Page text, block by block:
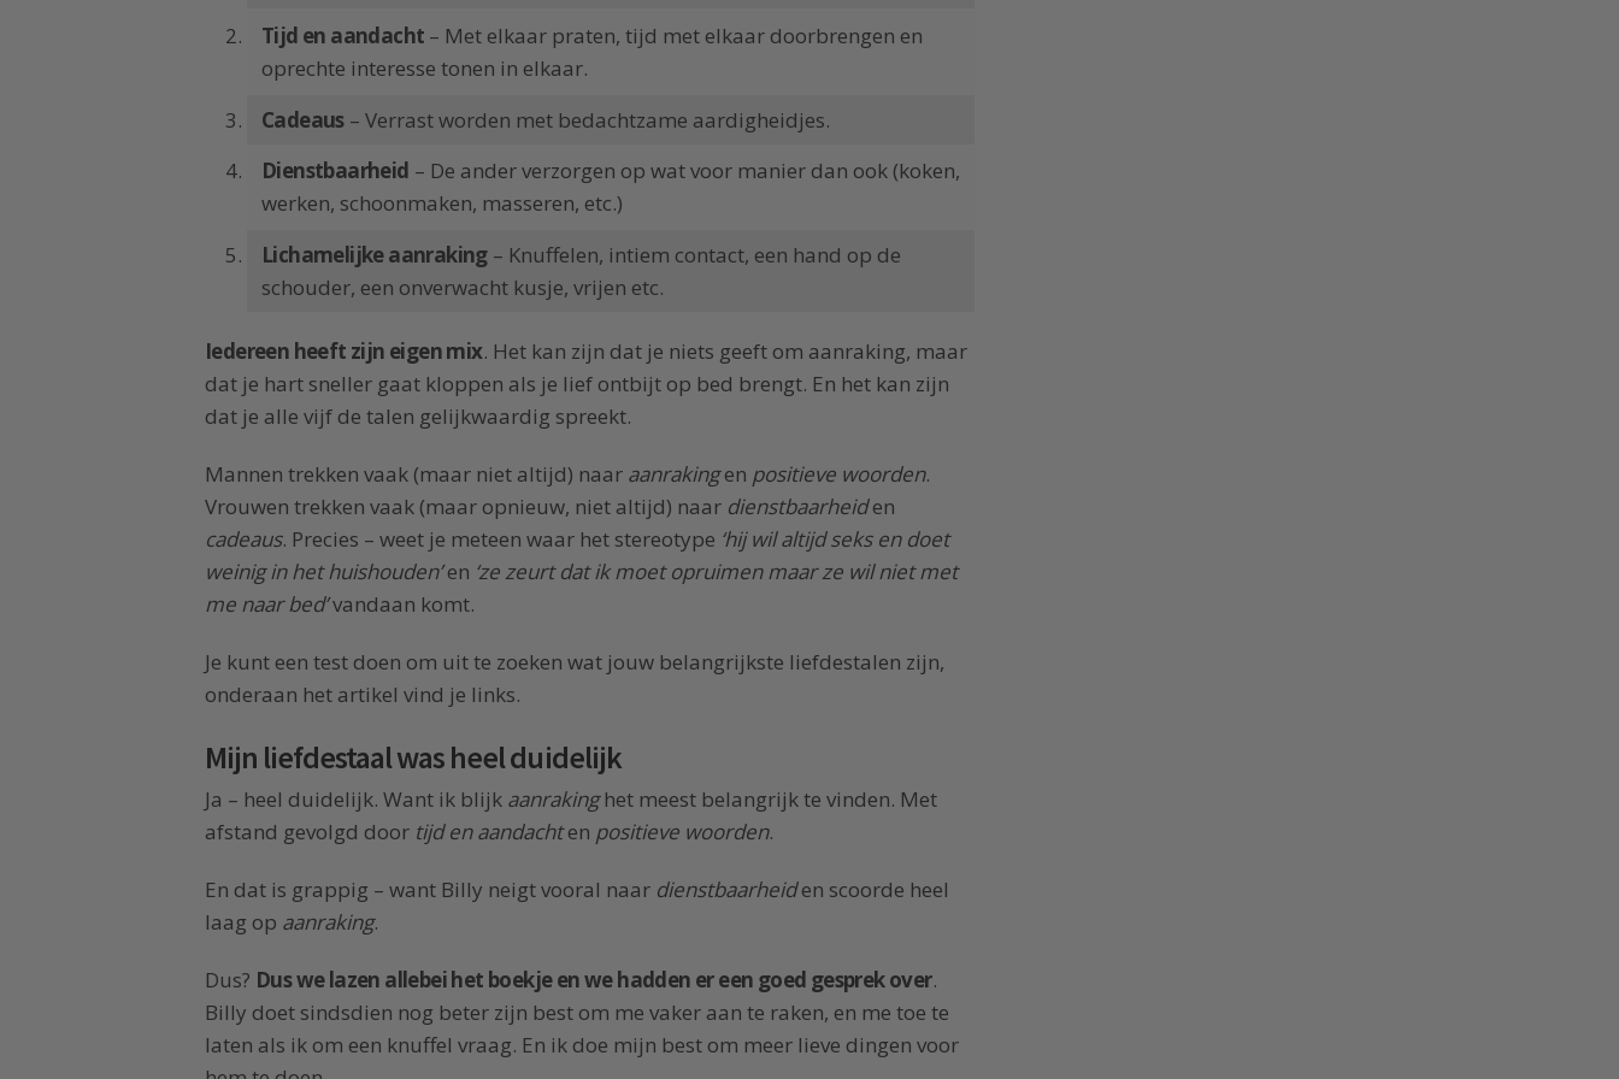
Tijd en aandacht – Met elkaar praten, tijd met elkaar doorbrengen en
oprechte interesse tonen in elkaar.
Cadeaus– Verrast worden met bedachtzame aardigheidjes.
Dienstbaarheid – De ander verzorgen op wat voor manier dan ook (koken,
werken, schoonmaken, masseren, etc.)
Lichamelijke aanraking– Knuffelen, intiem contact, een hand op de
schouder, een onverwacht kusje, vrijen etc.
Iedereen heeft zijn eigen mix. Het kan zijn dat je niets geeft om aanraking, maar
dat je hart sneller gaat kloppen als je lief ontbijt op bed brengt. En het kan zijn
dat je alle vijf de talen gelijkwaardig spreekt.
Mannen trekken vaak (maar niet altijd) naar aanrakingen positieve woorden.
Vrouwen trekken vaak (maar opnieuw, niet altijd) naar dienstbaarheiden
cadeaus. Precies – weet je meteen waar het stereotype ‘hij wil altijd seks en doet
weinig in het huishouden’en ‘ze zeurt dat ik moet opruimen maar ze wil niet met
me naar bed’vandaan komt.
Je kunt een test doen om uit te zoeken wat jouw belangrijkste liefdestalen zijn,
onderaan het artikel vind je links.
Mijn liefdestaal was heel duidelijk
Ja – heel duidelijk. Want ik blijk aanrakinghet meest belangrijk te vinden. Met
afstand gevolgd door tijd en aandachten positieve woorden.
En dat is grappig – want Billy neigt vooral naar dienstbaarheiden scoorde heel
laag op aanraking.
Dus? Dus we lazen allebei het boekje en we hadden er een goed gesprek over.
Billy doet sindsdien nog beter zijn best om me vaker aan te raken, en me toe te
laten als ik om een knuffel vraag. En ik doe mijn best om meer lieve dingen voor